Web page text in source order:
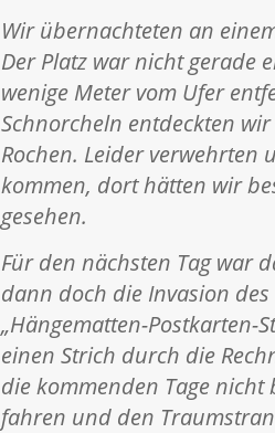
Wir übernachteten an
Der Platz war nicht gerade
wenige Meter vom Ufer
Schnorcheln entdeckten
Rochen. Leider verwehrten
kommen, dort hätten wir
gesehen.
Für den nächsten Tag war
dann doch die Invasion
„Hängematten-Postkarten-
einen Strich durch die
die kommenden Tage
fahren und den